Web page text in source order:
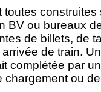
BV ou bureaux
de billets, de
de train.
complétée par
chargement ou